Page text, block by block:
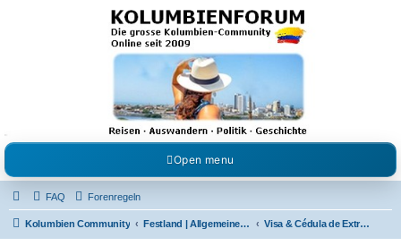
Kolumbienforum - Das
grosse Forum der
Freunde Kolumbiens
Reisen, Auswandern, Kultur, Politik, Geschichte und Visum in Kolumbien und Venezuela.
Austausch, Erfahrungen und Gemeinschaft im Kolumbienforum
Open menu
FAQ Forenregeln
Kolumbien Community Festland | Allgemeine Fragen Visa & Cédula de Extranjería